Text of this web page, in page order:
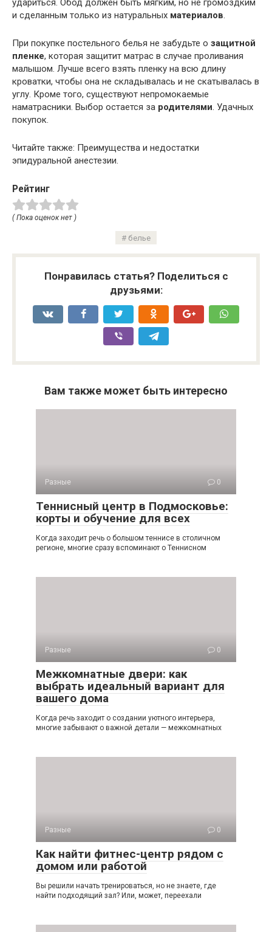
удариться. Обод должен быть мягким, но не громоздким
и сделанным только из натуральных материалов.
При покупке постельного белья не забудьте о защитной
пленке, которая защитит матрас в случае проливания
малышом. Лучше всего взять пленку на всю длину
кроватки, чтобы она не складывалась и не скатывалась в
углу. Кроме того, существуют непромокаемые
наматрасники. Выбор остается за родителями. Удачных
покупок.
Читайте также: Преимущества и недостатки
эпидуральной анестезии.
Рейтинг
( Пока оценок нет )
белье
Понравилась статья? Поделиться с
друзьями:
Вам также может быть интересно
Разные 0
Теннисный центр в Подмосковье:
корты и обучение для всех
Когда заходит речь о большом теннисе в столичном
регионе, многие сразу вспоминают о Теннисном
Разные 0
Межкомнатные двери: как
выбрать идеальный вариант для
вашего дома
Когда речь заходит о создании уютного интерьера,
многие забывают о важной детали — межкомнатных
Разные 0
Как найти фитнес-центр рядом с
домом или работой
Вы решили начать тренироваться, но не знаете, где
найти подходящий зал? Или, может, переехали